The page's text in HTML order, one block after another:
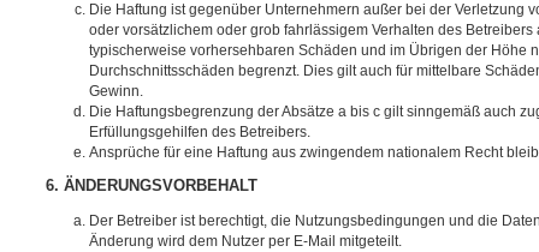
Die Haftung ist gegenüber Unternehmern außer bei der Verletzung
oder vorsätzlichem oder grob fahrlässigem Verhalten des Betreibers
typischerweise vorhersehbaren Schäden und im Übrigen der Höhe
Durchschnittsschäden begrenzt. Dies gilt auch für mittelbare
Gewinn.
Die Haftungsbegrenzung der Absätze a bis c gilt sinngemäß auch
Erfüllungsgehilfen des Betreibers.
Ansprüche für eine Haftung aus zwingendem nationalem Recht
6. ÄNDERUNGSVORBEHALT
Der Betreiber ist berechtigt, die Nutzungsbedingungen und die
Änderung wird dem Nutzer per E-Mail mitgeteilt.